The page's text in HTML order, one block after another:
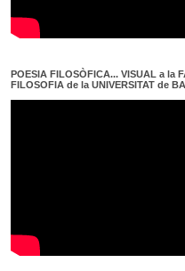
POESIA FILOSÒFICA... VISUAL a la
FILOSOFIA de la UNIVERSITAT de